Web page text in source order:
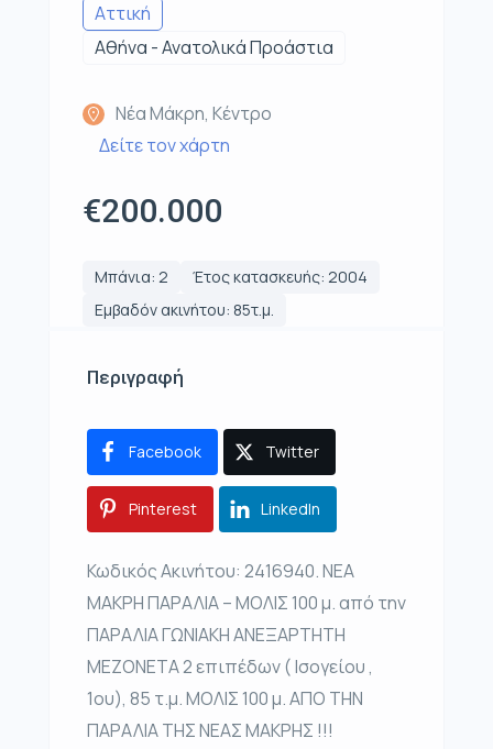
Αττική
Αθήνα - Ανατολικά Προάστια
Νέα Μάκρη, Κέντρο
Δείτε τον χάρτη
€200.000
Μπάνια: 2
Έτος κατασκευής: 2004
Εμβαδόν ακινήτου: 85τ.μ.
Περιγραφή
Facebook Twitter
Pinterest LinkedIn
Κωδικός Ακινήτου: 2416940. ΝΕΑ
ΜΑΚΡΗ ΠΑΡΑΛΙΑ – ΜΟΛΙΣ 100 μ. από την
ΠΑΡΑΛΙΑ ΓΩΝΙΑΚΗ ΑΝΕΞΑΡΤΗΤΗ
ΜΕΖΟΝΕΤΑ 2 επιπέδων ( Ισογείου ,
1ου), 85 τ.μ. ΜΟΛΙΣ 100 μ. ΑΠΟ ΤΗΝ
ΠΑΡΑΛΙΑ ΤΗΣ ΝΕΑΣ ΜΑΚΡΗΣ !!!